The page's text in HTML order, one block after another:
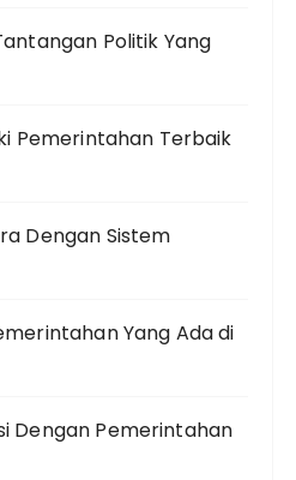
Politik Yang
Pemerintahan Terbaik
Dengan Sistem
Yang Ada di
Dengan Pemerintahan